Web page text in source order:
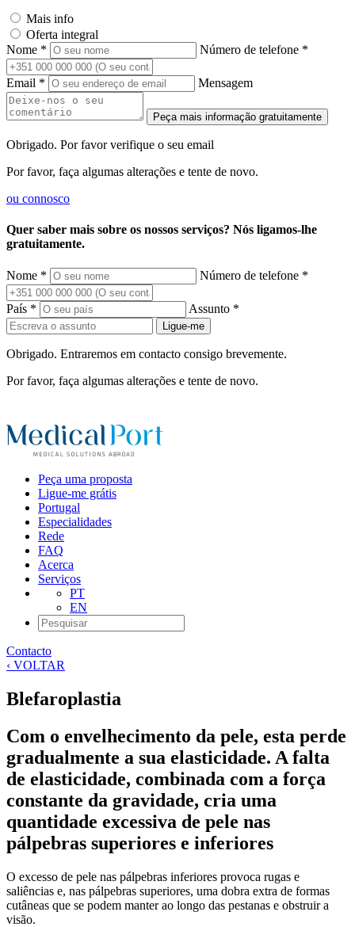
Mais info
Oferta integral
Nome *
Número de telefone *
Email * Mensagem
Peça mais informação gratuitamente
Obrigado. Por favor verifique o seu email
Por favor, faça algumas alterações e tente de novo.
ou connosco
Quer saber mais sobre os nossos serviços? Nós ligamos-lhe
gratuitamente.
Nome * Número de telefone *
País * Assunto *
Ligue-me
Obrigado. Entraremos em contacto consigo brevemente.
Por favor, faça algumas alterações e tente de novo.
Peça uma proposta
Ligue-me grátis
Portugal
Especialidades
Rede
FAQ
Acerca
Serviços
PT
EN
Contacto
‹ VOLTAR
Blefaroplastia
Com o envelhecimento da pele, esta perde
gradualmente a sua elasticidade. A falta
de elasticidade, combinada com a força
constante da gravidade, cria uma
quantidade excessiva de pele nas
pálpebras superiores e inferiores
O excesso de pele nas pálpebras inferiores provoca rugas e
saliências e, nas pálpebras superiores, uma dobra extra de formas
cutâneas que se podem manter ao longo das pestanas e obstruir a
visão.